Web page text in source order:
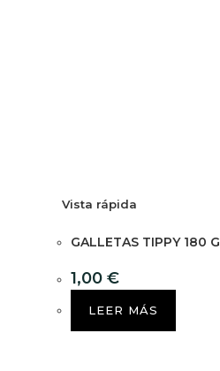
Vista rápida
GALLETAS TIPPY 180 G
1,00 €
LEER MÁS